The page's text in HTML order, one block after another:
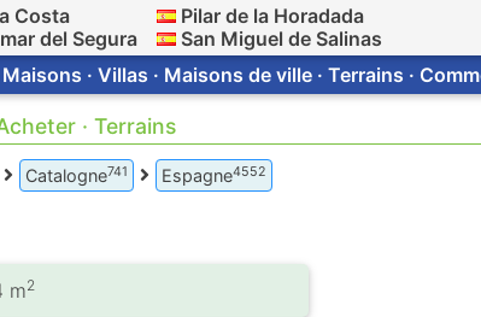
Costa
del Segura
Pilar de la Horadada
San Miguel de Salinas
· Villas · Maisons de ville · Terrains ·
· Terrains
Catalogne741 Espagne4552
m2